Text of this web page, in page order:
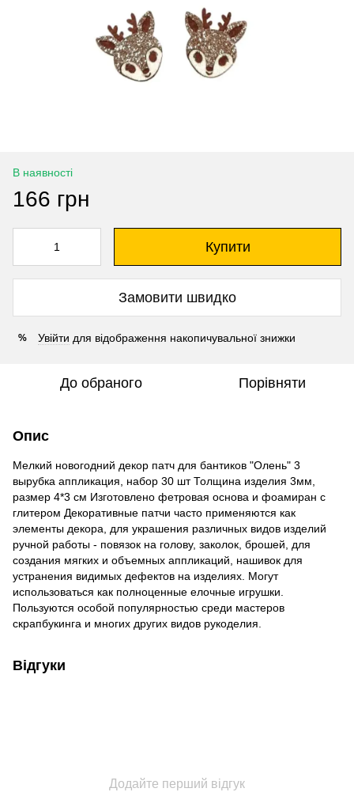
В наявності
166 грн
Купити
Замовити швидко
% Увійти для відображення накопичувальної знижки
До обраного Порівняти
Опис
Мелкий новогодний декор патч для бантиков "Олень" 3
вырубка аппликация, набор 30 шт Толщина изделия 3мм,
размер 4*3 см Изготовлено фетровая основа и фоамиран с
глитером Декоративные патчи часто применяются как
элементы декора, для украшения различных видов изделий
ручной работы - повязок на голову, заколок, брошей, для
создания мягких и объемных аппликаций, нашивок для
устранения видимых дефектов на изделиях. Могут
использоваться как полноценные елочные игрушки.
Пользуются особой популярностью среди мастеров
скрапбукинга и многих других видов рукоделия.
Відгуки
Додайте перший відгук